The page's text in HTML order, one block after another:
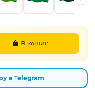
В кошик
в Telegram